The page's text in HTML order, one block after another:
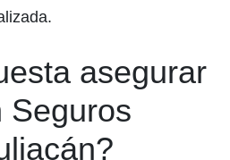
asegurar
Seguros